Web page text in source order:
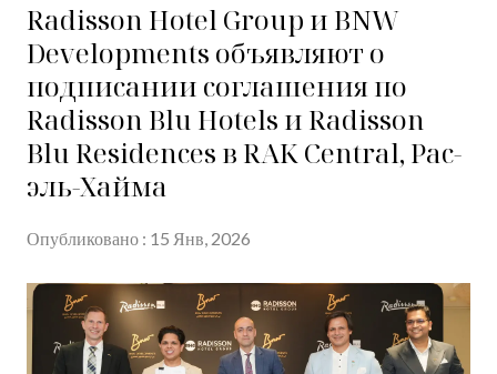
Radisson Hotel Group и BNW
Developments объявляют о
подписании соглашения по
Radisson Blu Hotels и Radisson
Blu Residences в RAK Central, Рас-
эль-Хайма
Опубликовано : 15 Янв, 2026